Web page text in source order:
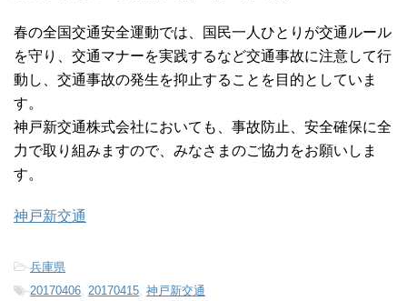
春の全国交通安全運動では、国民一人ひとりが交通ルール
を守り、交通マナーを実践するなど交通事故に注意して行
動し、交通事故の発生を抑止することを目的としていま
す。
神戸新交通株式会社においても、事故防止、安全確保に全
力で取り組みますので、みなさまのご協力をお願いしま
す。
神戸新交通
-兵庫県
-20170406, 20170415, 神戸新交通